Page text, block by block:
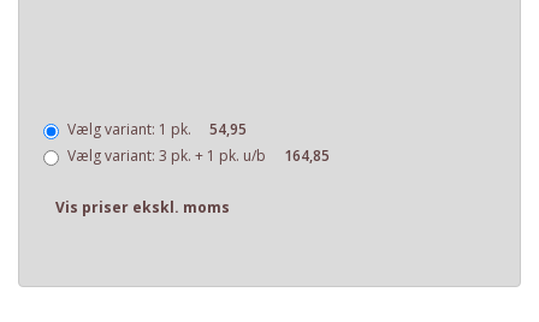
Vælg variant: 1 pk.
54,95
Vælg variant: 3 pk. + 1 pk. u/b 164,85
Vis priser ekskl. moms